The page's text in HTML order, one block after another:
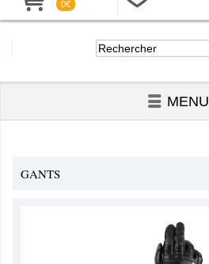
0€
MENU
GANTS